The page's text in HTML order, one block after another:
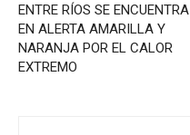
ENTRE RÍOS SE ENCUENTRA
EN ALERTA AMARILLA Y
NARANJA POR EL CALOR
EXTREMO